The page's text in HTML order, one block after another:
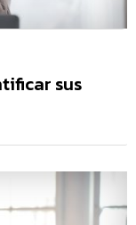
sus